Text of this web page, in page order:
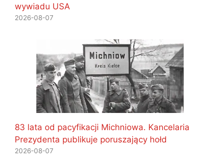
wywiadu USA
2026-08-07
83 lata od pacyfikacji Michniowa. Kancelaria
Prezydenta publikuje poruszający hołd
2026-08-07